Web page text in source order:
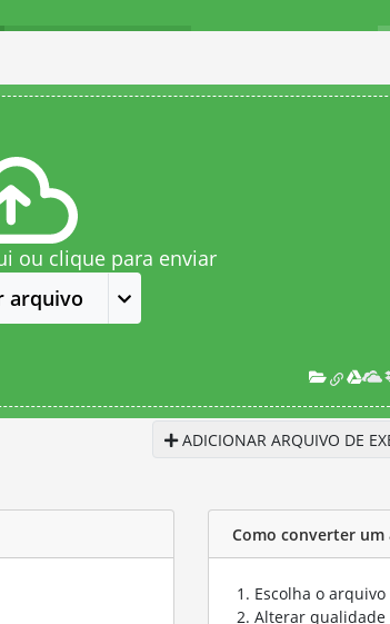
ou clique para enviar
arquivo
ADICIONAR ARQUIVO DE
Como converter um
Escolha o arquivo
Alterar qualidade